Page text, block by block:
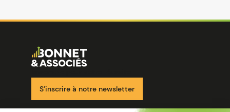
Image
S’inscrire à notre newsletter